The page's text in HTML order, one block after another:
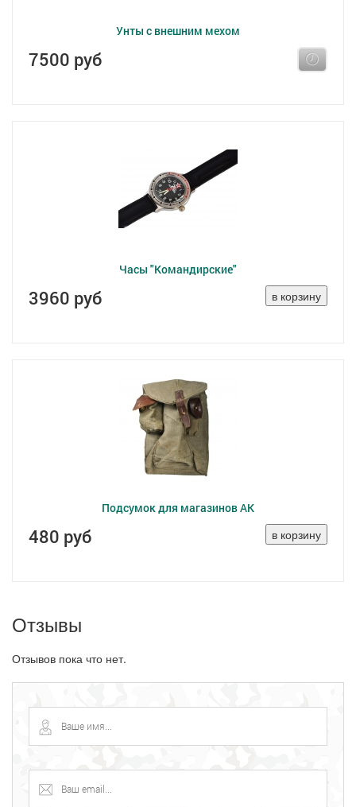
Унты с внешним мехом
7500 руб
Часы "Командирские"
3960 руб
Подсумок для магазинов АК
480 руб
Отзывы
Отзывов пока что нет.